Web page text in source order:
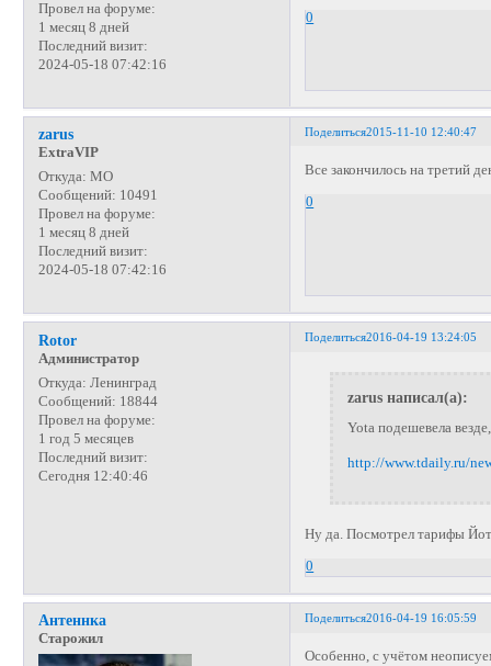
Провел на форуме:
1 месяц 8 дней
Последний визит:
2024-05-18 07:42:16
0
Поделиться2015-11-10 12:40:47
zarus
ExtraVIP
Откуда: МО
Сообщений: 10491
Провел на форуме:
1 месяц 8 дней
Последний визит:
2024-05-18 07:42:16
Все закончилось на третий
0
Поделиться2016-04-19 13:24:05
Rotor
Администратор
Откуда: Ленинград
Сообщений: 18844
Провел на форуме:
1 год 5 месяцев
Последний визит:
Сегодня 12:40:46
zarus написал(а):
Yota подешевела
http://www.tdaily.ru/
Ну да. Посмотрел тарифы
0
Поделиться2016-04-19 16:05:59
Антеннка
Старожил
Особенно, с учётом